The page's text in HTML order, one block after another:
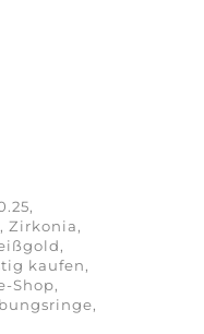
Zirkonia,
kaufen,
Shop,